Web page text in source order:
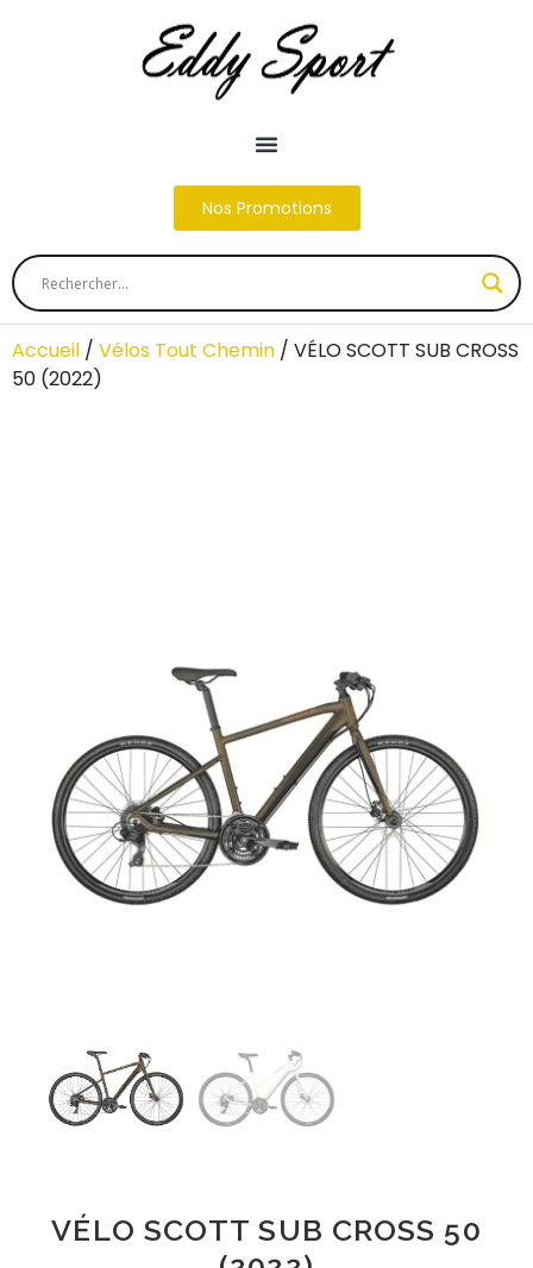
Nos Promotions
Accueil / Vélos Tout Chemin / VÉLO SCOTT SUB CROSS
50 (2022)
VÉLO SCOTT SUB CROSS 50